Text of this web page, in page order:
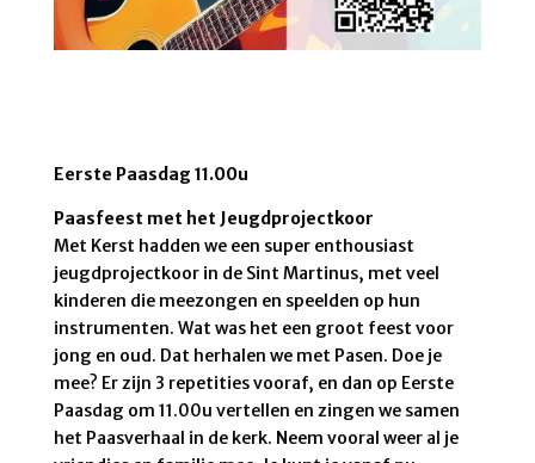
Eerste Paasdag 11.00u
Paasfeest met het Jeugdprojectkoor
Met Kerst hadden we een super enthousiast
jeugdprojectkoor in de Sint Martinus, met veel
kinderen die meezongen en speelden op hun
instrumenten. Wat was het een groot feest voor
jong en oud. Dat herhalen we met Pasen. Doe je
mee? Er zijn 3 repetities vooraf, en dan op Eerste
Paasdag om 11.00u vertellen en zingen we samen
het Paasverhaal in de kerk. Neem vooral weer al je